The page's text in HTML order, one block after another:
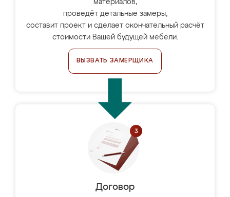
материалов,
проведёт детальные замеры,
составит проект и сделает окончательный расчёт
стоимости Вашей будущей мебели.
ВЫЗВАТЬ ЗАМЕРЩИКА
Договор